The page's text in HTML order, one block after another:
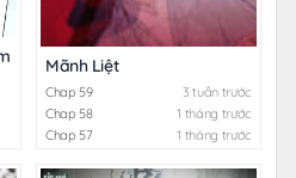
ĐãngMãnh Liệt
Chap 59
3 tuần trước
Chap 58
1 tháng trước
Chap 57
1 tháng trước